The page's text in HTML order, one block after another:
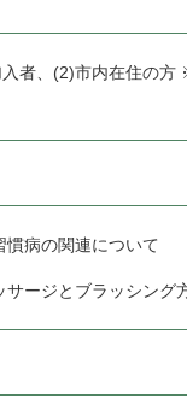
者、(2)市内在住の方
病の関連について
ージとブラッシング